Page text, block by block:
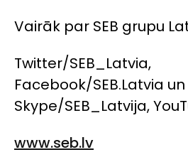
Vairāk par SEB grupu
Twitter/SEB_Latvia,
Facebook/SEB.Latvia un
Skype/SEB_Latvija,
www.seb.lv